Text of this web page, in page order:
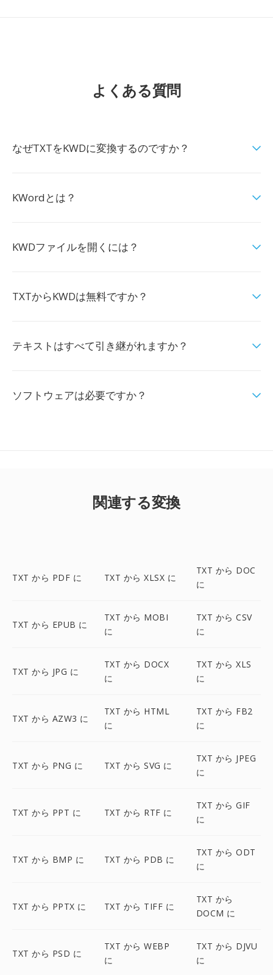
よくある質問
なぜTXTをKWDに変換するのですか？
KWordとは？
KWDファイルを開くには？
TXTからKWDは無料ですか？
テキストはすべて引き継がれますか？
ソフトウェアは必要ですか？
関連する変換
TXT から PDF に TXT から XLSX に
TXT から DOC
に
TXT から EPUB に
TXT から MOBI
に
TXT から CSV
に
TXT から JPG に
TXT から DOCX
に
TXT から XLS
に
TXT から AZW3 に
TXT から HTML
に
TXT から FB2
に
TXT から PNG に TXT から SVG に
TXT から JPEG
に
TXT から PPT に TXT から RTF に
TXT から GIF
に
TXT から BMP に TXT から PDB に
TXT から ODT
に
TXT から PPTX に TXT から TIFF に
TXT から
DOCM に
TXT から PSD に
TXT から WEBP
に
TXT から DJVU
に